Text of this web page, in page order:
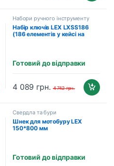
Набори ручного інструменту
Набір ключів LEX LXSS186
(186 елементів у кейсі на
Готовий до відправки
4 089 грн. 4 742грн.
Свердла та бури
Шнек для мотобуру LEX
150*800 мм
Готовий до відправки